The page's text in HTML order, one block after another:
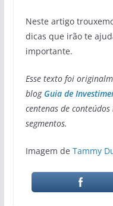
Neste artigo
dicas que irão te
importante.
Esse texto foi
blog Guia de
centenas de
segmentos.
Imagem de Tammy